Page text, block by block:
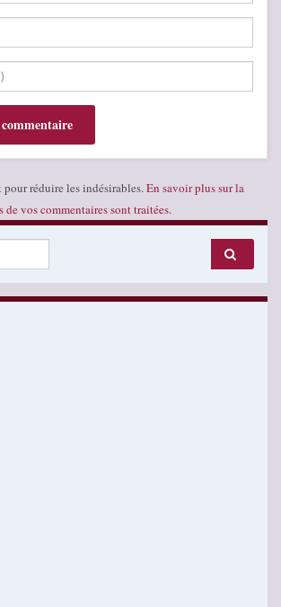
réduire les indésirables. En savoir plus sur la
de vos commentaires sont traitées.